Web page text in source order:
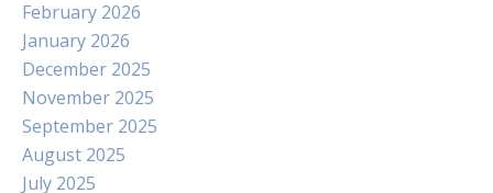
February 2026
January 2026
December 2025
November 2025
September 2025
August 2025
July 2025